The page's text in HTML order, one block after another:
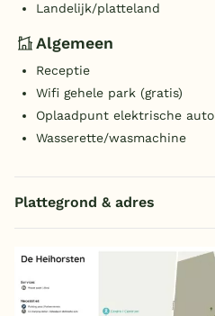
Landelijk/platteland
Algemeen
Receptie
Wifi gehele park (gratis)
Oplaadpunt elektrische auto
Wasserette/wasmachine
Plattegrond & adres